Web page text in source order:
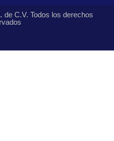
C.V. Todos los derechos